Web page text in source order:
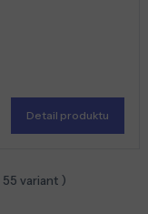
Detail produktu
55 variant )